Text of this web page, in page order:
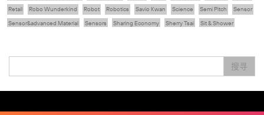
Retail
Robo Wunderkind Robot Robotics Savio Kwan Science Semi Pitch
Sensor
Sensor&advanced Material
Sensors Sharing Economy Sherry Tsai
Sit & Shower
搜寻